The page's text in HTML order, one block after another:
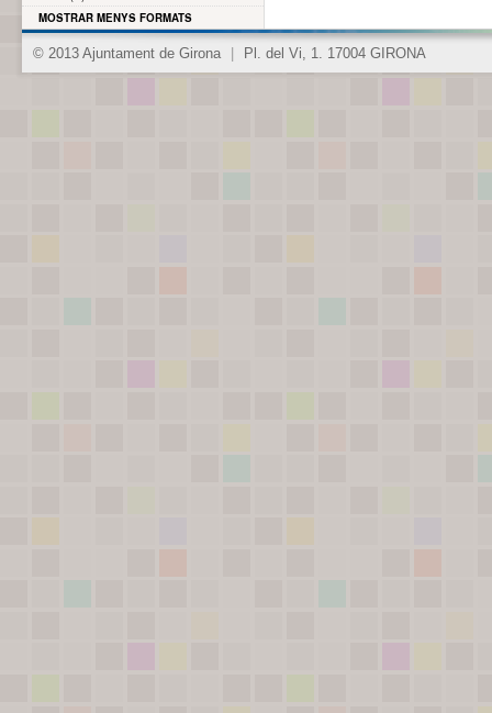
MOSTRAR MENYS FORMATS
© 2013 Ajuntament de Girona Pl. del Vi, 1. 17004 GIRONA